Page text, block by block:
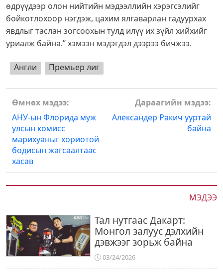
МЭДЭЭ
Тал нутгаас Дакарт:
Монгол залуус дэлхийн
дэвжээг зорьж байна
03/24/2026
өдрүүдээр олон нийтийн мэдээллийн хэрэгсэлийг
бойкотлохоор нэгдэж, цахим ялгаварлан гадуурхах
явдлыг таслан зогсоохын тулд илүү их зүйл хийхийг
уриалж байна.” хэмээн мэдэгдэл дээрээ бичжээ.
Англи Премьер лиг
Post
navigation
Өмнөх мэдээ:
АНУ-ын Флорида муж
улсын комисс
марихуаныг хориотой
бодисын жагсаалтаас
хасав
Дараагийн мэдээ:
Александер Ракич ууртай
байна